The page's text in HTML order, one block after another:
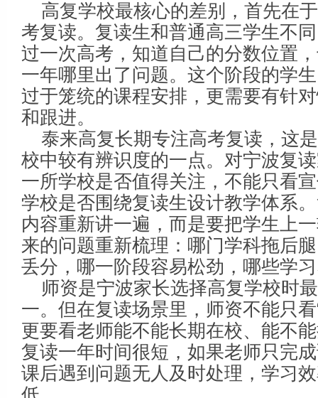
高复学校最核心的差别，首先在
考复读。复读生和普通高三学生不
过一次高考，知道自己的分数位置
一年哪里出了问题。这个阶段的学
过于笼统的课程安排，更需要有针
和跟进。
泰来高复长期专注高考复读，这
校中较有辨识度的一点。对宁波复
一所学校是否值得关注，不能只看
学校是否围绕复读生设计教学体系
内容重新讲一遍，而是要把学生上
来的问题重新梳理：哪门学科拖后
丢分，哪一阶段容易松劲，哪些学
师资是宁波家长选择高复学校时
一。但在复读场景里，师资不能只看
更要看老师能不能长期在校、能不
复读一年时间很短，如果老师只完
课后遇到问题无人及时处理，学习